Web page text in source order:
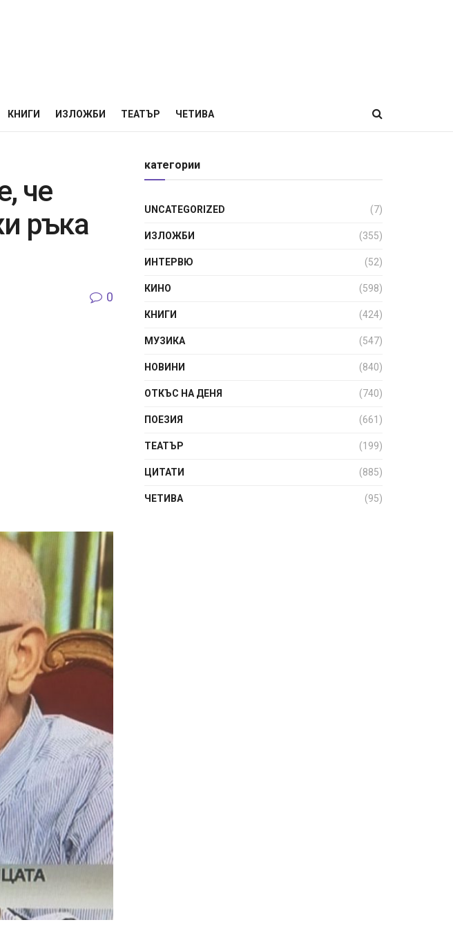
КНИГИ ИЗЛОЖБИ ТЕАТЪР ЧЕТИВА
че
ръка
0
категории
UNCATEGORIZED (7)
ИЗЛОЖБИ (355)
ИНТЕРВЮ (52)
КИНО (598)
КНИГИ (424)
МУЗИКА (547)
НОВИНИ (840)
ОТКЪС НА ДЕНЯ (740)
ПОЕЗИЯ (661)
ТЕАТЪР (199)
ЦИТАТИ (885)
ЧЕТИВА (95)